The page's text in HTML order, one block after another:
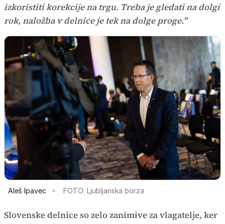
izkoristiti korekcije na trgu. Treba je gledati na dolgi
rok, naložba v delnice je tek na dolge proge."
Aleš Ipavec FOTO: Ljubljanska borza
Slovenske delnice so zelo zanimive za vlagatelje, ker